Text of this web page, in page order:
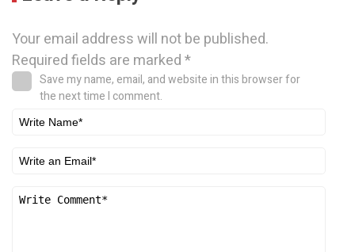
Your email address will not be published.
Required fields are marked*
Save my name, email, and website in this browser for
the next time I comment.